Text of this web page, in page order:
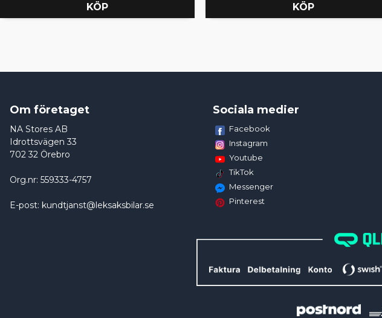
KÖP KÖP
Om företaget
NA Stores AB
Idrottsvägen 33
702 32 Örebro
Org.nr: 559333-4757
E-post: kundtjanst@leksaksbilar.se
Sociala medier
Facebook
Instagram
Youtube
TikTok
Messenger
Pinterest